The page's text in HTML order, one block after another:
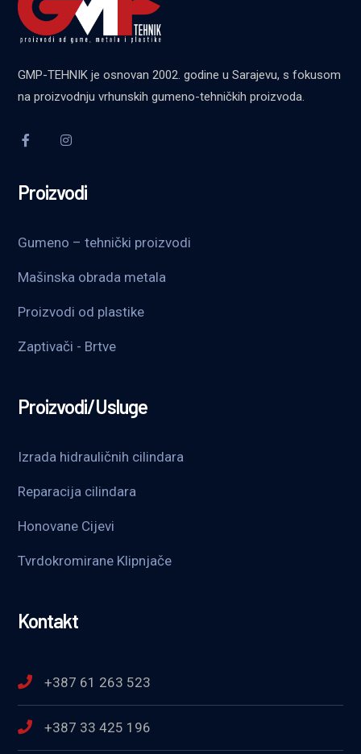
GMP-TEHNIK je osnovan 2002. godine u Sarajevu, s fokusom
na proizvodnju vrhunskih gumeno-tehničkih proizvoda.
Proizvodi
Gumeno – tehnički proizvodi
Mašinska obrada metala
Proizvodi od plastike
Zaptivači - Brtve
Proizvodi/Usluge
Izrada hidrauličnih cilindara
Reparacija cilindara
Honovane Cijevi
Tvrdokromirane Klipnjače
Kontakt
+387 61 263 523
+387 33 425 196